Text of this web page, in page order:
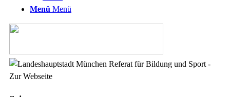
Menü Menü